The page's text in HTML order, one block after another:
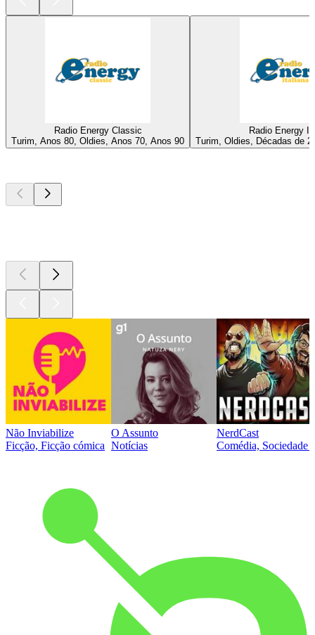
Radio Energy Classic
Turim, Anos 80, Oldies, Anos 70, Anos 90
Radio Energy
Turim, Oldies, Décadas de
Não Inviabilize
Ficção, Ficção cómica
O Assunto
Notícias
NerdCast
Comédia, Sociedade